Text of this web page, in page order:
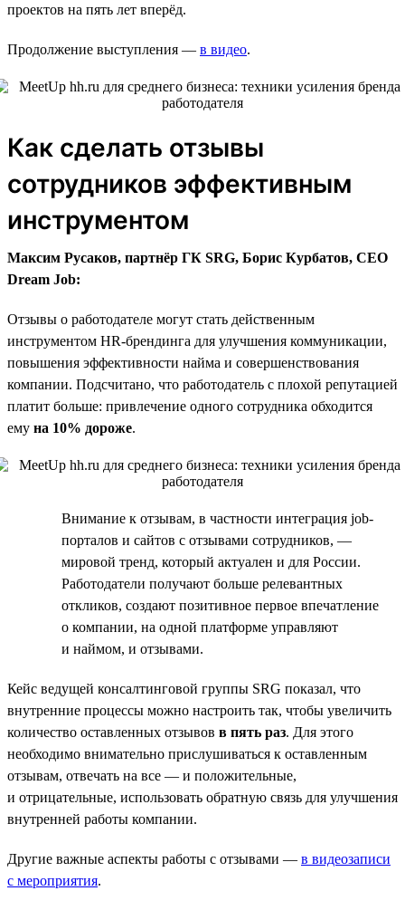
проектов на пять лет вперёд.
Продолжение выступления — в видео.
Как сделать отзывы
сотрудников эффективным
инструментом
Максим Русаков, партнёр ГК SRG, Борис Курбатов, CEO
Dream Job:
Отзывы о работодателе могут стать действенным
инструментом HR-брендинга для улучшения коммуникации,
повышения эффективности найма и совершенствования
компании. Подсчитано, что работодатель с плохой репутацией
платит больше: привлечение одного сотрудника обходится
ему на 10% дороже.
Внимание к отзывам, в частности интеграция job-
порталов и сайтов с отзывами сотрудников, —
мировой тренд, который актуален и для России.
Работодатели получают больше релевантных
откликов, создают позитивное первое впечатление
о компании, на одной платформе управляют
и наймом, и отзывами.
Кейс ведущей консалтинговой группы SRG показал, что
внутренние процессы можно настроить так, чтобы увеличить
количество оставленных отзывов в пять раз. Для этого
необходимо внимательно прислушиваться к оставленным
отзывам, отвечать на все — и положительные,
и отрицательные, использовать обратную связь для улучшения
внутренней работы компании.
Другие важные аспекты работы с отзывами — в видеозаписи
с мероприятия.